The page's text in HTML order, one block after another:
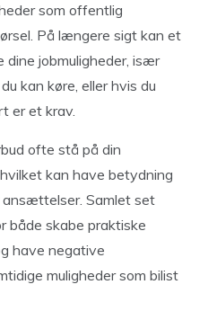
som offentlig
På længere sigt kan et
dine jobmuligheder, især
kan køre, eller hvis du
er et krav.
ofte stå på din
kan have betydning
ansættelser. Samlet set
både skabe praktiske
have negative
muligheder som bilist